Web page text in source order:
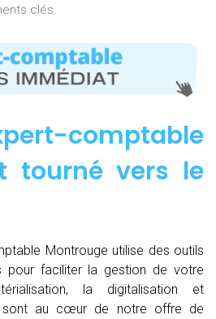
clés.
comptable
tourné vers le
Montrouge utilise des outils
pour faciliter la gestion de votre
la digitalisation et
sont au cœur de notre offre de